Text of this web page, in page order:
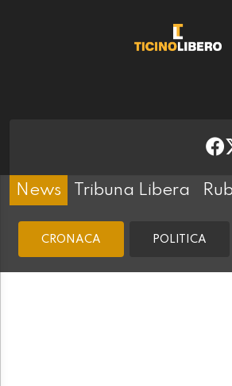
News Tribuna Libera
CRONACA POLITICA